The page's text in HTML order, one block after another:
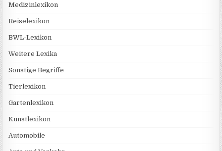
Medizinlexikon
Reiselexikon
BWL-Lexikon
Weitere Lexika
Sonstige Begriffe
Tierlexikon
Gartenlexikon
Kunstlexikon
Automobile